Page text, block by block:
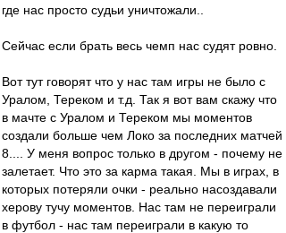
где нас просто судьи уничтожали..
Сейчас если брать весь чемп нас судят ровно.
Вот тут говорят что у нас там игры не было с
Уралом, Тереком и т.д. Так я вот вам скажу что
в мачте с Уралом и Тереком мы моментов
создали больше чем Локо за последних матчей
8.... У меня вопрос только в другом - почему не
залетает. Что это за карма такая. Мы в играх, в
которых потеряли очки - реально насоздавали
херову тучу моментов. Нас там не переиграли
в футбол - нас там переиграли в какую то